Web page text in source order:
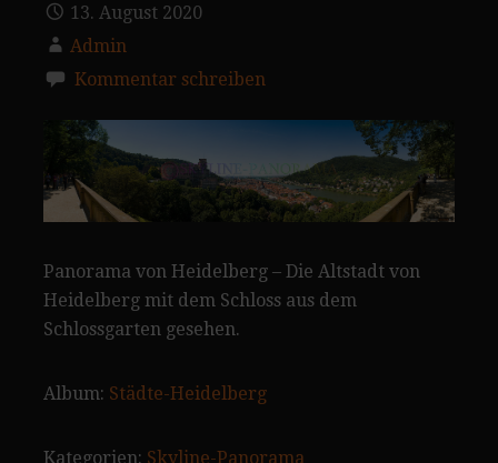
13. August 2020
Admin
Kommentar schreiben
Panorama von Heidelberg – Die Altstadt von
Heidelberg mit dem Schloss aus dem
Schlossgarten gesehen.
Album: Städte-Heidelberg
Kategorien: Skyline-Panorama